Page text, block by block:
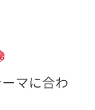
マに合わ